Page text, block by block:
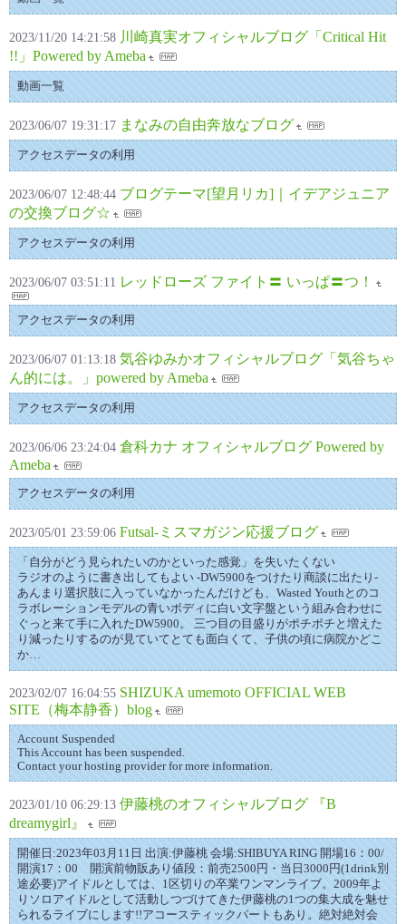
2023/11/20 14:21:58 川崎真実オフィシャルブログ「Critical Hit
!!」Powered by Ameba
動画一覧
2023/06/07 19:31:17 まなみの自由奔放なブログ
アクセスデータの利用
2023/06/07 12:48:44 ブログテーマ[望月リカ]｜イデアジュニア
の交換ブログ☆
アクセスデータの利用
2023/06/07 03:51:11 レッドローズ ファイト〓 いっぱ〓つ！
アクセスデータの利用
2023/06/07 01:13:18 気谷ゆみかオフィシャルブログ「気谷ちゃ
ん的には。」powered by Ameba
アクセスデータの利用
2023/06/06 23:24:04 倉科カナ オフィシャルブログ Powered by
Ameba
アクセスデータの利用
2023/05/01 23:59:06 Futsal-ミスマガジン応援ブログ
「自分がどう見られたいのかといった感覚」を失いたくない
ラジオのように書き出してもよい -DW5900をつけたり商談に出たり-
あんまり選択肢に入っていなかったんだけども、Wasted Youthとのコ
ラボレーションモデルの青いボディに白い文字盤という組み合わせに
ぐっと来て手に入れたDW5900。 三つ目の目盛りがポチポチと増えた
り減ったりするのが見ていてとても面白くて、子供の頃に病院かどこ
か…
2023/02/07 16:04:55 SHIZUKA umemoto OFFICIAL WEB
SITE（梅本静香）blog
Account Suspended
This Account has been suspended.
Contact your hosting provider for more information.
2023/01/10 06:29:13 伊藤桃のオフィシャルブログ 『B
dreamygirl』
開催日:2023年03月11日 出演:伊藤桃 会場:SHIBUYA RING 開場16：00/
開演17：00 開演前物販あり値段：前売2500円・当日3000円(1drink別
途必要)アイドルとしては、1区切りの卒業ワンマンライブ。2009年よ
りソロアイドルとして活動しつづけてきた伊藤桃の1つの集大成を魅せ
られるライブにします!!アコースティックパートもあり。絶対絶対会